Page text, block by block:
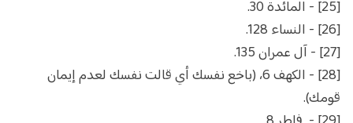
[25] - المائدة 30.
[26] - النساء 128.
[27] - آل عمران 135.
[28] - الكهف 6، (باخع نفسك أي قالت نفسك لعدم إيمان
قومك).